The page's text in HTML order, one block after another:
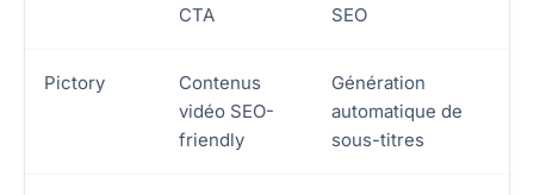
CTA
SEO
Pictory
Contenus
vidéo SEO-
friendly
Génération
automatique de
sous-titres